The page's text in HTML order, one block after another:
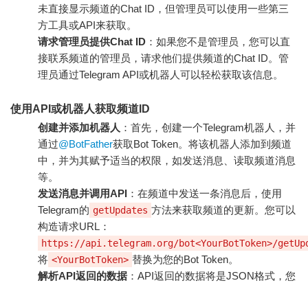
未直接显示频道的Chat ID，但管理员可以使用一些第三
方工具或API来获取。
请求管理员提供Chat ID ：如果您不是管理员，您可以直
接联系频道的管理员，请求他们提供频道的Chat ID。管
理员通过Telegram API或机器人可以轻松获取该信息。
使用API或机器人获取频道ID
创建并添加机器人 ：首先，创建一个Telegram机器人，并
通过@BotFather获取Bot Token。将该机器人添加到频道
中，并为其赋予适当的权限，如发送消息、读取频道消息
等。
发送消息并调用API ：在频道中发送一条消息后，使用
Telegram的 getUpdates 方法来获取频道的更新。您可以
构造请求URL：
https://api.telegram.org/bot<YourBotToken>/
将 <YourBotToken> 替换为您的Bot Token。
解析API返回的数据 ：API返回的数据将是JSON格式，您